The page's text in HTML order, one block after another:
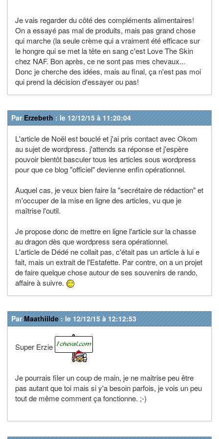
Je vais regarder du côté des compléments alimentaires!
On a essayé pas mal de produits, mais pas grand chose
qui marche (la seule crème qui a vraiment été efficace sur
le hongre qui se met la tête en sang c'est Love The Skin
chez NAF. Bon après, ce ne sont pas mes chevaux...
Donc je cherche des idées, mais au final, ça n'est pas moi
qui prend la décision d'essayer ou pas!
Par Erzebeth : le 12/12/15 à 11:20:04
L'article de Noël est bouclé et j'ai pris contact avec Okom
au sujet de wordpress. j'attends sa réponse et j'espère
pouvoir bientôt basculer tous les articles sous wordpress
pour que ce blog "officiel" devienne enfin opérationnel.
Auquel cas, je veux bien faire la "secrétaire de rédaction" et
m'occuper de la mise en ligne des articles, vu que je
maîtrise l'outil.
Je propose donc de mettre en ligne l'article sur la chasse
au dragon dès que wordpress sera opérationnel.
L'article de Dédé ne collait pas, c'était pas un article à lui e
fait, mais un extrait de l'Estafette. Par contre, on a un projet
de faire quelque chose autour de ses souvenirs de rando,
affaire à suivre.
Par Maathiilde : le 12/12/15 à 12:12:53
Super Erzie
Je pourrais filer un coup de main, je ne maitrise peu être
pas autant que toi mais si y'a besoin parfois, je vois un peu
tout de même comment ça fonctionne. ;-)